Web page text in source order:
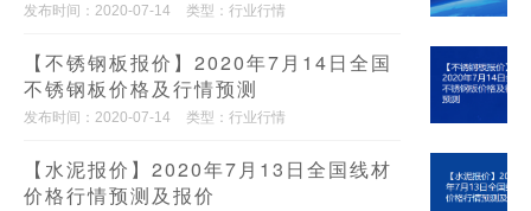
发布时间：2020-07-14 类型：行业行情
【不锈钢板报价】2020年7月14日全国
不锈钢板价格及行情预测
发布时间：2020-07-14 类型：行业行情
【水泥报价】2020年7月13日全国线材
价格行情预测及报价